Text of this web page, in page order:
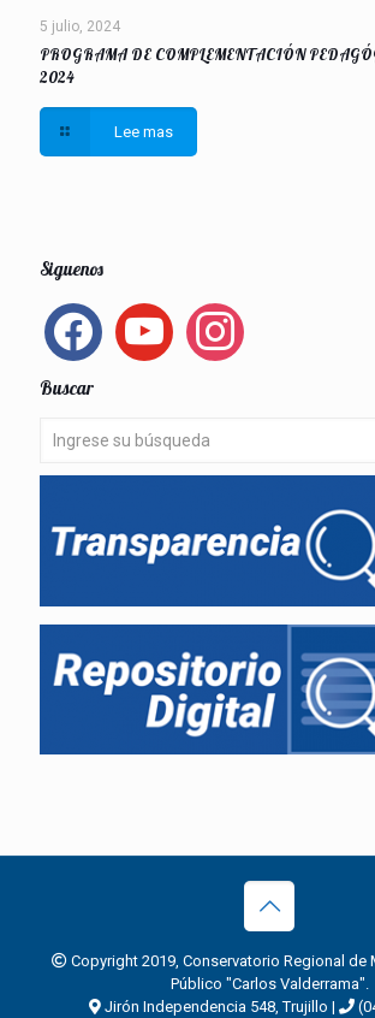
5 julio, 2024
PROGRAMA DE COMPLEMENTACIÓN
2024
Lee mas
Siguenos
facebook youtube instagram
Buscar
Copyright 2019, Conservatorio Regional de
Público "Carlos Valderrama".
Jirón Independencia 548, Trujillo |